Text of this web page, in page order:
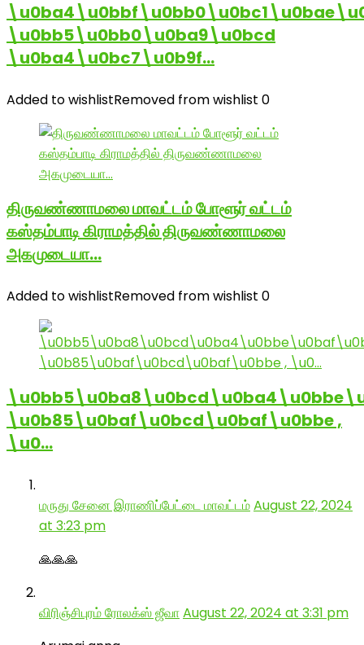
\u0bb5\u0bb0\u0ba9\u0bcd
\u0ba4\u0bc7\u0b9f…
Added to wishlistRemoved from wishlist 0
திருவண்ணாமலை மாவட்டம் போளூர் வட்டம்
கஸ்தம்பாடி கிராமத்தில் திருவண்ணாமலை
அகமுடையா…
Added to wishlistRemoved from wishlist 0
\u0b85\u0baf\u0bcd\u0baf\u0bbe ,
\u0…
மருது சேனை இராணிப்பேட்டை மாவட்டம்August 22, 2024
at 3:23 pm
🙏🙏🙏
விரிஞ்சிபுரம் ரோலக்ஸ் ஜீவாAugust 22, 2024 at 3:31 pm